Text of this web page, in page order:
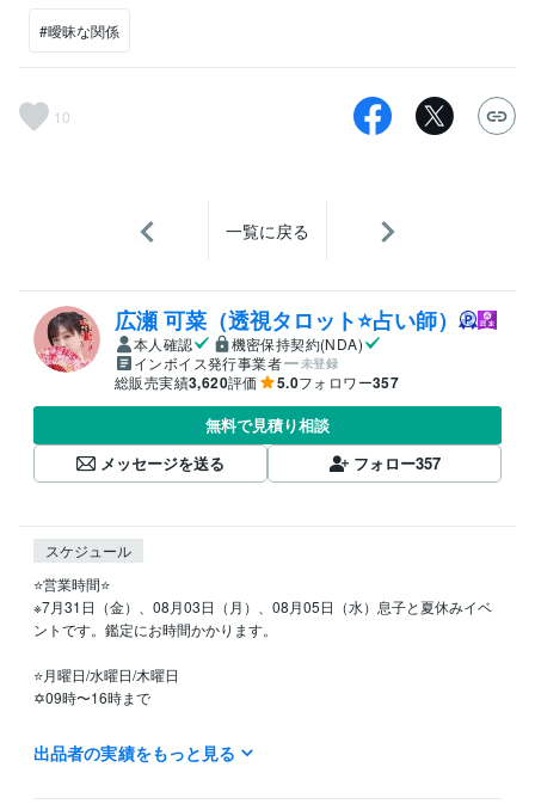
#曖昧な関係
10
一覧に戻る
広瀬 可菜（透視タロット⭐占い師）
本人確認
機密保持契約(NDA)
インボイス発行事業者
未登録
総販売実績3,620評価 5.0フォロワー357
無料で見積り相談
メッセージを送る
フォロー357
スケジュール
⭐️営業時間⭐
※7月31日（金）、08月03日（月）、08月05日（水）息子と夏休みイベ
ントです。鑑定にお時間かかります。
⭐️月曜日/水曜日/木曜日
✡09時〜16時まで
⭐️火曜日/金曜日
✡09時〜15時まで
出品者の実績をもっと見る